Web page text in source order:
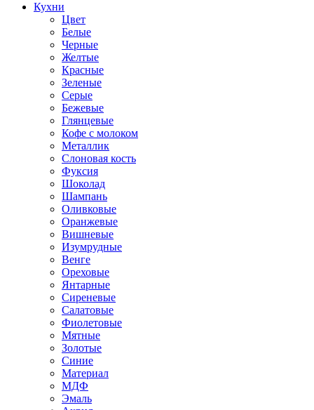
Кухни
Цвет
Белые
Черные
Желтые
Красные
Зеленые
Серые
Бежевые
Глянцевые
Кофе с молоком
Металлик
Слоновая кость
Фуксия
Шоколад
Шампань
Оливковые
Оранжевые
Вишневые
Изумрудные
Венге
Ореховые
Янтарные
Сиреневые
Салатовые
Фиолетовые
Мятные
Золотые
Синие
Материал
МДФ
Эмаль